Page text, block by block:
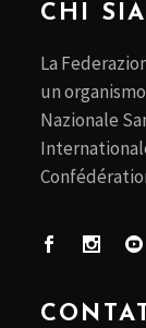
CHI
La
un
Nazionale